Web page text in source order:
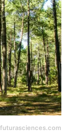
futurasciences.com